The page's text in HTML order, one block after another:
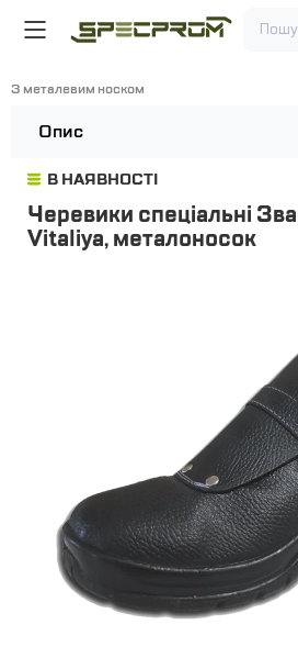
З металевим носком
Опис
В НАЯВНОСТІ
Черевики спеціальні
Vitaliya, металоносок